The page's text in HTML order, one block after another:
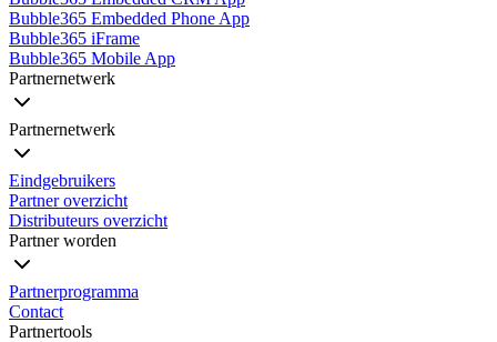
Bubble365 Embedded Phone App
Bubble365 iFrame
Bubble365 Mobile App
Partnernetwerk
Partnernetwerk
Eindgebruikers
Partner overzicht
Distributeurs overzicht
Partner worden
Partnerprogramma
Contact
Partnertools